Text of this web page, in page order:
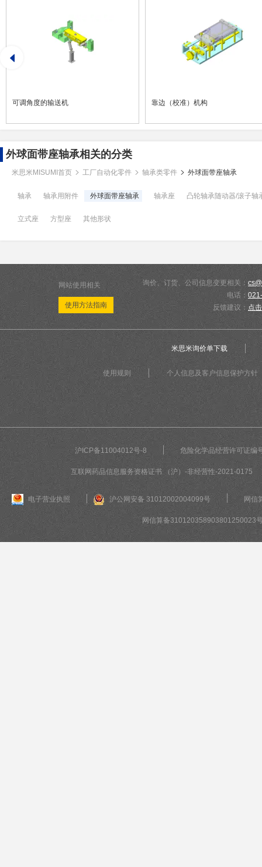
可调角度的输送机 靠边（校准）机构
外球面带座轴承相关的分类
米思米MISUMI首页 工厂自动化零件 轴承类零件 外球面带座轴承
轴承 轴承用附件 外球面带座轴承 轴承座 凸轮轴承随动器/滚子轴
立式座 方型座 其他形状